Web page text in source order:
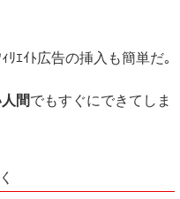
ﾘｴｲﾄ広告の挿入も簡単だ｡
間でもすぐにできてしま